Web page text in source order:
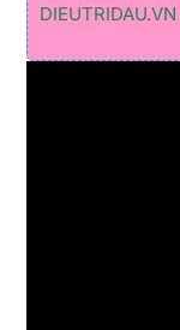
DIEUTRIDAU.VN